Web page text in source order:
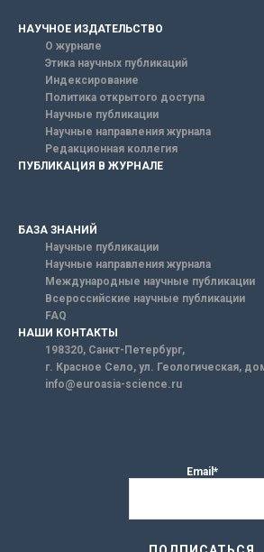
НАУЧНОЕ ИЗДАТЕЛЬСТВО
О журнале
Этика научных публикаций
Индексирование
Политика открытого доступа
Научные публикации
Научные направления журнала
Редакционная коллегия
ПУБЛИКАЦИЯ В ЖУРНАЛЕ
БАЗА ЗНАНИЙ
Научные публикации
Научные направления журнала
Международные научные публикации
Всероссийские научные публикации
FAQ
НАШИ КОНТАКТЫ
198320, Санкт-Петербург,
г. Красное Село, ул. Геологическая,
info@euroasia-science.ru
Email*